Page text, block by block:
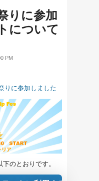
りに参加
について
PM
りに参加しました
のとおりです。